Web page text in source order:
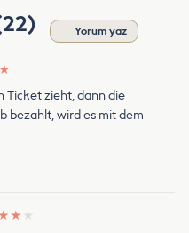
Yorum yaz
★
Ticket zieht, dann die
bezahlt, wird es mit dem
★ ★